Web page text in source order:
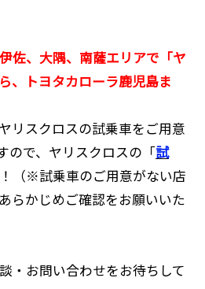
佐、大隅、南薩エリアで「ヤ
、トヨタカローラ鹿児島ま
リスクロスの試乗車をご用意
ので、ヤリスクロスの「試
（※試乗車のご用意がない店
らかじめご確認をお願いいた
・お問い合わせをお待ちして